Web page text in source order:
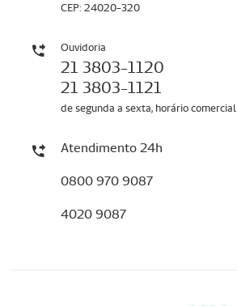
CEP: 24020-320
Ouvidoria
21 3803-1120
21 3803-1121
de segunda a sexta, horário comercial
Atendimento 24h
0800 970 9087
4020 9087